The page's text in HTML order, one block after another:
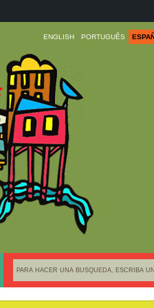
ENGLISH PORTUGUÊS